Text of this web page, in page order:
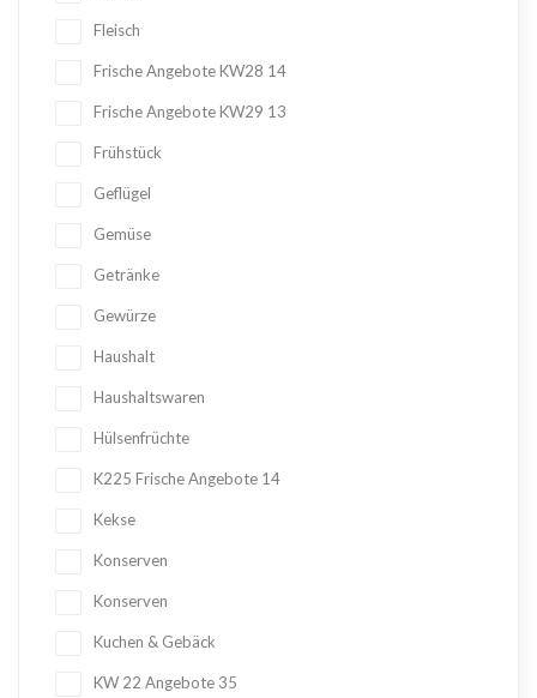
Fleisch
Frische Angebote KW28 14
Frische Angebote KW29 13
Frühstück
Geflügel
Gemüse
Getränke
Gewürze
Haushalt
Haushaltswaren
Hülsenfrüchte
K225 Frische Angebote 14
Kekse
Konserven
Konserven
Kuchen & Gebäck
KW 22 Angebote 35